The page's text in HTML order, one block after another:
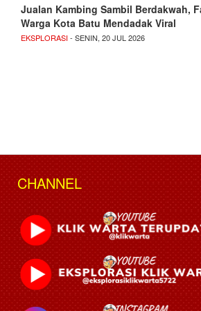
Jualan Kambing Sambil Berdakwah,
Warga Kota Batu Mendadak Viral
EKSPLORASI- SENIN, 20 JUL 2026
CHANNEL